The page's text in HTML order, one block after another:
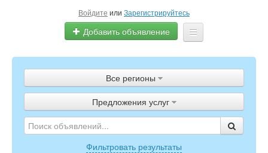
Войдите или Зарегистрируйтесь
Добавить объявление
Объявления
Полистать газету
ТВ-программа
Все регионы
Предложения услуг
Фильтровать результаты